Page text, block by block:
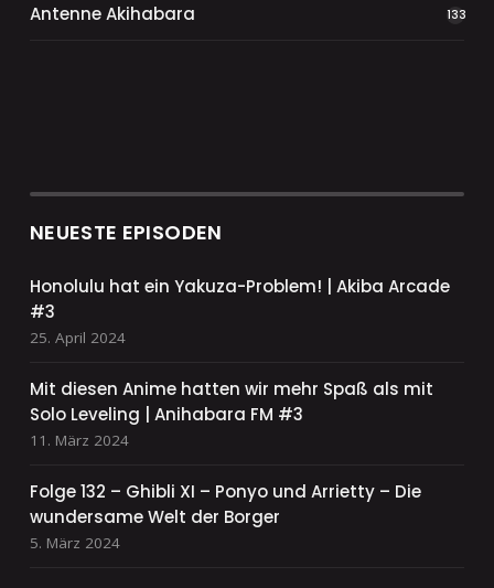
Antenne Akihabara 133
NEUESTE EPISODEN
Honolulu hat ein Yakuza-Problem! | Akiba Arcade
#3
25. April 2024
Mit diesen Anime hatten wir mehr Spaß als mit
Solo Leveling | Anihabara FM #3
11. März 2024
Folge 132 – Ghibli XI – Ponyo und Arrietty – Die
wundersame Welt der Borger
5. März 2024